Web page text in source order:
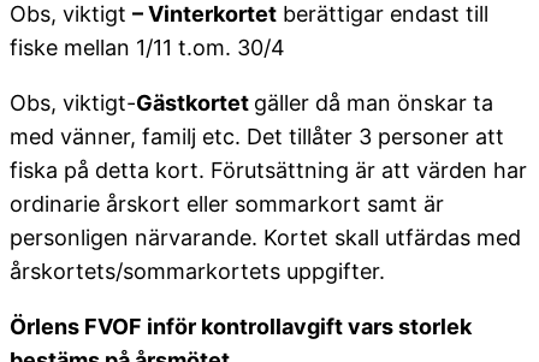
Obs, viktigt – Vinterkortet berättigar endast till
fiske mellan 1/11 t.om. 30/4
Obs, viktigt-Gästkortet gäller då man önskar ta
med vänner, familj etc. Det tillåter 3 personer att
fiska på detta kort. Förutsättning är att värden har
ordinarie årskort eller sommarkort samt är
personligen närvarande. Kortet skall utfärdas med
årskortets/sommarkortets uppgifter.
Örlens FVOF inför kontrollavgift vars storlek